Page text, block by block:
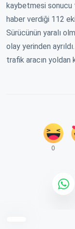
kaybetmesi sonucu
haber verdiği 112
Sürücünün yaralı
olay yerinden
trafik aracın yoldan
0